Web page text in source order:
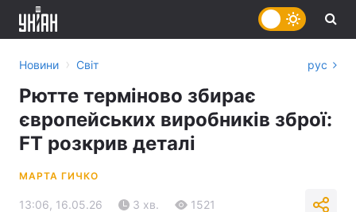
Новини › Світ рус
Рютте терміново збирає
європейських виробників зброї:
FT розкрив деталі
МАРТА ГИЧКО
13:06, 16.05.26 3 хв. 1521